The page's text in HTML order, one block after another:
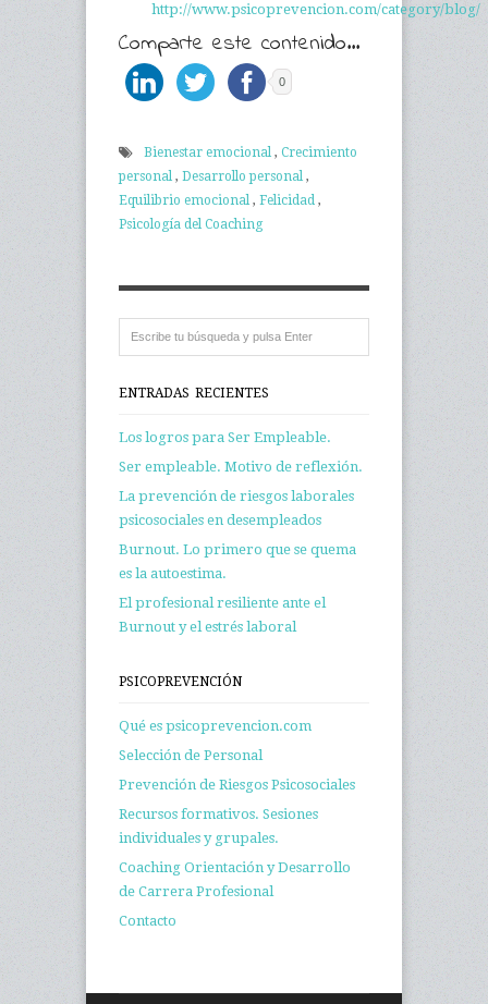
http://www.psicoprevencion.com/category/blog/
Comparte este contenido...
0
Bienestar emocional , Crecimiento
personal , Desarrollo personal ,
Equilibrio emocional , Felicidad ,
Psicología del Coaching
ENTRADAS RECIENTES
Los logros para Ser Empleable.
Ser empleable. Motivo de reflexión.
La prevención de riesgos laborales
psicosociales en desempleados
Burnout. Lo primero que se quema
es la autoestima.
El profesional resiliente ante el
Burnout y el estrés laboral
PSICOPREVENCIÓN
Qué es psicoprevencion.com
Selección de Personal
Prevención de Riesgos Psicosociales
Recursos formativos. Sesiones
individuales y grupales.
Coaching Orientación y Desarrollo
de Carrera Profesional
Contacto